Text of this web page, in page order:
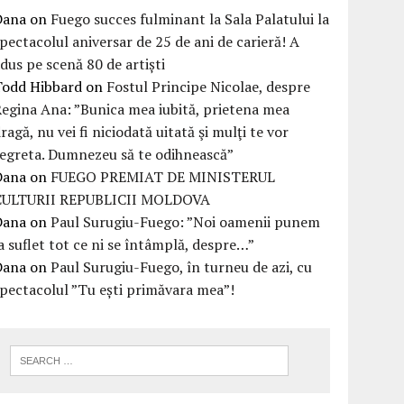
on Fuego succes fulminant la Sala Palatului la
aniversar de 25 de ani de carieră! A
pe scenă 80 de artiști
Hibbard on Fostul Principe Nicolae, despre
Ana: ”Bunica mea iubită, prietena mea
nu vei fi niciodată uitată şi mulţi te vor
Dumnezeu să te odihnească”
on FUEGO PREMIAT DE MINISTERUL
REPUBLICII MOLDOVA
onPaul Surugiu-Fuego: ”Noi oamenii punem
suflet tot ce ni se întâmplă, despre…”
onPaul Surugiu-Fuego, în turneu de azi, cu
”Tu ești primăvara mea”!